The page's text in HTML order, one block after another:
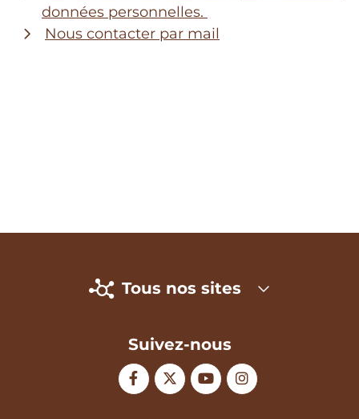
données personnelles.
Nous contacter par mail
Tous nos sites
Suivez-nous